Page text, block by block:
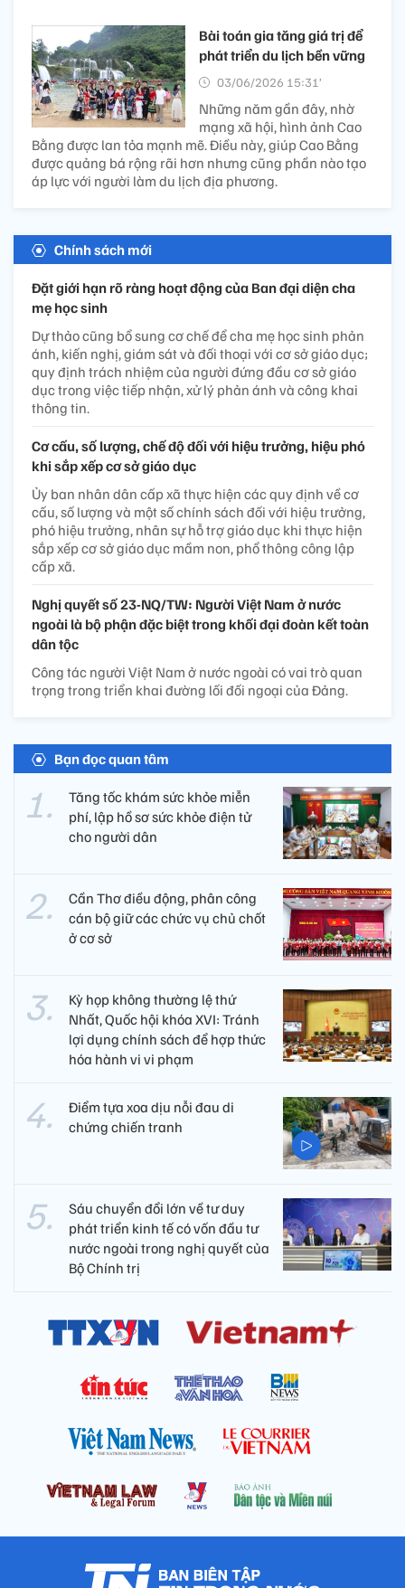
Bài toán gia tăng giá trị để
phát triển du lịch bền vững
03/06/2026 15:31’
Những năm gần đây, nhờ
mạng xã hội, hình ảnh Cao
Bằng được lan tỏa mạnh mẽ. Điều này, giúp Cao Bằng
được quảng bá rộng rãi hơn nhưng cũng phần nào tạo
áp lực với người làm du lịch địa phương.
Chính sách mới
Đặt giới hạn rõ ràng hoạt động của Ban đại diện cha
mẹ học sinh
Dự thảo cũng bổ sung cơ chế để cha mẹ học sinh phản
ánh, kiến nghị, giám sát và đối thoại với cơ sở giáo dục;
quy định trách nhiệm của người đứng đầu cơ sở giáo
dục trong việc tiếp nhận, xử lý phản ánh và công khai
thông tin.
Cơ cấu, số lượng, chế độ đối với hiệu trưởng, hiệu phó
khi sắp xếp cơ sở giáo dục
Ủy ban nhân dân cấp xã thực hiện các quy định về cơ
cấu, số lượng và một số chính sách đối với hiệu trưởng,
phó hiệu trưởng, nhân sự hỗ trợ giáo dục khi thực hiện
sắp xếp cơ sở giáo dục mầm non, phổ thông công lập
cấp xã.
Nghị quyết số 23-NQ/TW: Người Việt Nam ở nước
ngoài là bộ phận đặc biệt trong khối đại đoàn kết toàn
dân tộc
Công tác người Việt Nam ở nước ngoài có vai trò quan
trọng trong triển khai đường lối đối ngoại của Đảng.
Bạn đọc quan tâm
Tăng tốc khám sức khỏe miễn
phí, lập hồ sơ sức khỏe điện tử
cho người dân
Cần Thơ điều động, phân công
cán bộ giữ các chức vụ chủ chốt
ở cơ sở
Kỳ họp không thường lệ thứ
Nhất, Quốc hội khóa XVI: Tránh
lợi dụng chính sách để hợp thức
hóa hành vi vi phạm
Điểm tựa xoa dịu nỗi đau di
chứng chiến tranh
Sáu chuyển đổi lớn về tư duy
phát triển kinh tế có vốn đầu tư
nước ngoài trong nghị quyết của
Bộ Chính trị